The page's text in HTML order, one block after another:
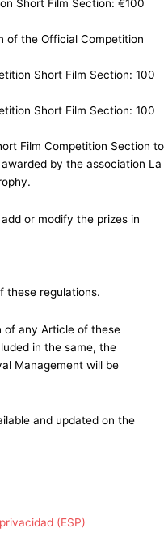
Short Film Section: €100
of the Official Competition
Short Film Section: 100
Short Film Section: 100
Film Competition Section to
by the association La
or modify the prizes in
these regulations.
of any Article of these
in the same, the
Management will be
and updated on the
(ESP)